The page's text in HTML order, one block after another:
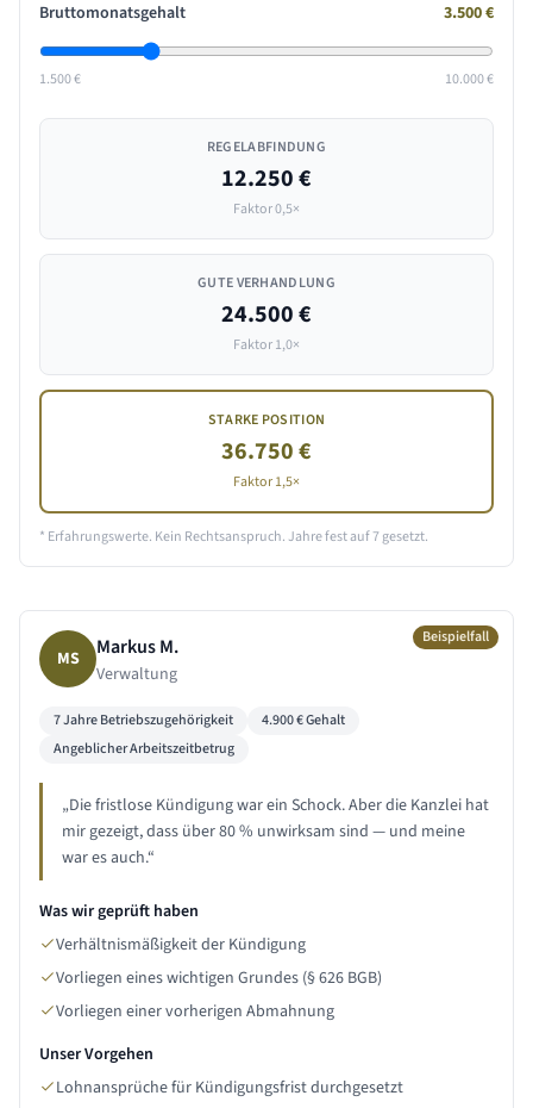
Bruttomonatsgehalt
3.500€
1.500 € 10.000 €
REGELABFINDUNG
12.250 €
Faktor 0,5×
GUTE VERHANDLUNG
24.500 €
Faktor 1,0×
STARKE POSITION
36.750 €
Faktor 1,5×
* Erfahrungswerte. Kein Rechtsanspruch. Jahre fest auf7gesetzt.
Beispielfall
MS Markus M.
Verwaltung
7 JahreBetriebszugehörigkeit 4.900€ Gehalt
Angeblicher Arbeitszeitbetrug
„Die fristlose Kündigung war ein Schock. Aber die Kanzlei hat
mir gezeigt, dass über 80 % unwirksam sind — und meine
war es auch.“
Was wir geprüft haben
Verhältnismäßigkeit der Kündigung
Vorliegen eines wichtigen Grundes (§ 626 BGB)
Vorliegen einer vorherigen Abmahnung
Unser Vorgehen
Lohnansprüche für Kündigungsfrist durchgesetzt